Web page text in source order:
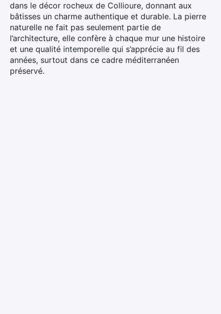
dans le décor rocheux de Collioure, donnant aux
bâtisses un charme authentique et durable. La pierre
naturelle ne fait pas seulement partie de
l’architecture, elle confère à chaque mur une histoire
et une qualité intemporelle qui s’apprécie au fil des
années, surtout dans ce cadre méditerranéen
préservé.